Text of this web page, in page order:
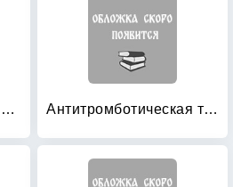
Антиаритмические средства: Практическое руководство Антитромботическая терапия в профилактике ишемического инсульта